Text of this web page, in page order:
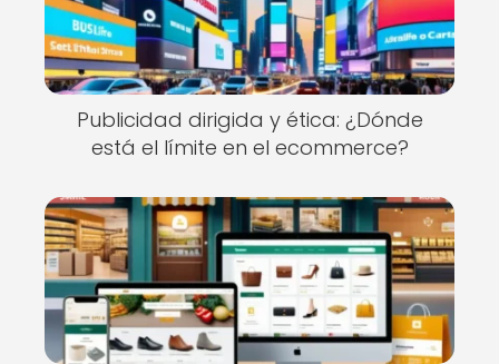
Publicidad dirigida y ética: ¿Dónde
está el límite en el ecommerce?